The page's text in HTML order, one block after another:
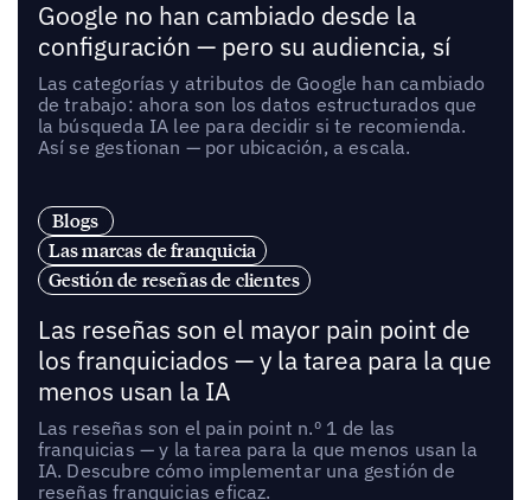
Google no han cambiado desde la
configuración — pero su audiencia, sí
Las categorías y atributos de Google han cambiado
de trabajo: ahora son los datos estructurados que
la búsqueda IA lee para decidir si te recomienda.
Así se gestionan — por ubicación, a escala.
Blogs
Las marcas de franquicia
Gestión de reseñas de clientes
Las reseñas son el mayor pain point de
los franquiciados — y la tarea para la que
menos usan la IA
Las reseñas son el pain point n.º 1 de las
franquicias — y la tarea para la que menos usan la
IA. Descubre cómo implementar una gestión de
reseñas franquicias eficaz.